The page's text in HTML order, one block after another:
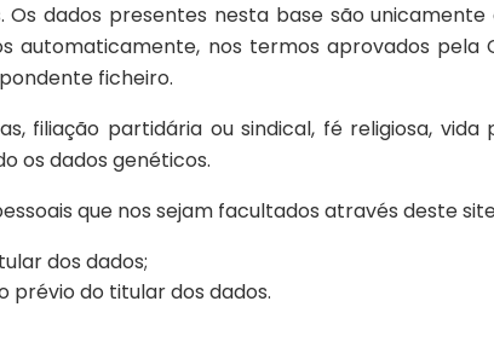
dados presentes nesta base são unicamente
automaticamente, nos termos aprovados pela
ficheiro.
filiação partidária ou sindical, fé religiosa, vida
os dados genéticos.
que nos sejam facultados através deste
dos dados;
prévio do titular dos dados.